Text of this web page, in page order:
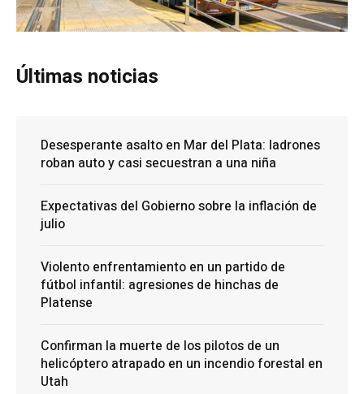
Últimas noticias
Desesperante asalto en Mar del Plata: ladrones
roban auto y casi secuestran a una niña
Expectativas del Gobierno sobre la inflación de
julio
Violento enfrentamiento en un partido de
fútbol infantil: agresiones de hinchas de
Platense
Confirman la muerte de los pilotos de un
helicóptero atrapado en un incendio forestal en
Utah